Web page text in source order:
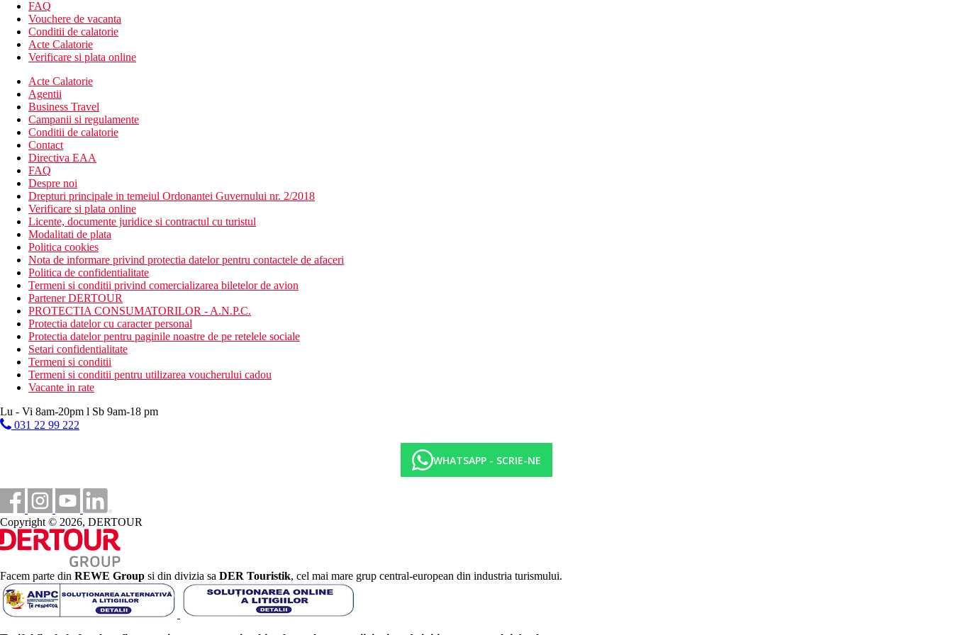
Descrierea hotelului
Hotelul dispune de:
hol de intrare cu receptie
snack bar
3 baruri
Wi-Fi (gratuit la receptie)
magazine
coafor
sala de conferinte
2 piscine (sezlonguri, umbrele si prosoape gratuite)
parc acvatic (in sectiunea Royal & Resort)
mini club (pentru copii 4-12 ani)
loc de joaca
discoteca
Descrierea plajei
plaja cu nisip
sezlonguri, umbrele si prosoape gratuite
bar pe plaja
Activitati sportive gratuite
programe de animatie
programe de seara
tenis de masa
volei pe plaja
darts
bocce
gimnastica acvatica
baschet
Activitati sportive contra cost
Centru SPA
baie turceasca si sauna
masaje
sporturi acvatice pe plaja
Restaurant principal: 07.00-10.00 mic dejun tip bufet, 10.00-10.30 mic dejun tarziu, 12.30-14.30 pranz tip bufet, 18.30-21.00 cina tip bufet, 23.30-24.00 gustare la miezul noptii, cafea, ceai si bauturi
non-alcoolice servite la micul dejun, bufet pentru copii la cina
Snack bar pe terasa: 11.30-16.00 bauturi racoritoare
Lobby bar: 10.00–01.00, 16.30–17.30 cafea, ceai
FAQ
Vouchere de vacanta
Conditii de calatorie
Acte Calatorie
Verificare si plata online
Acte Calatorie
Agentii
Business Travel
Campanii si regulamente
Conditii de calatorie
Contact
Directiva EAA
FAQ
Despre noi
Drepturi principale in temeiul Ordonantei Guvernului nr. 2/2018
Verificare si plata online
Licente, documente juridice si contractul cu turistul
Modalitati de plata
Politica cookies
Nota de informare privind protectia datelor pentru contactele de afaceri
Politica de confidentialitate
Termeni si conditii privind comercializarea biletelor de avion
Partener DERTOUR
PROTECTIA CONSUMATORILOR - A.N.P.C.
Protectia datelor cu caracter personal
Protectia datelor pentru paginile noastre de pe retelele sociale
Setari confidentialitate
Termeni si conditii
Termeni si conditii pentru utilizarea voucherului cadou
Vacante in rate
Lu - Vi 8am-20pm l Sb 9am-18 pm
031 22 99 222
WHATSAPP - SCRIE-NE
Copyright © 2026, DERTOUR
Facem parte din REWE Group si din divizia sa DER Touristik, cel mai mare grup central-european din industria turismului.